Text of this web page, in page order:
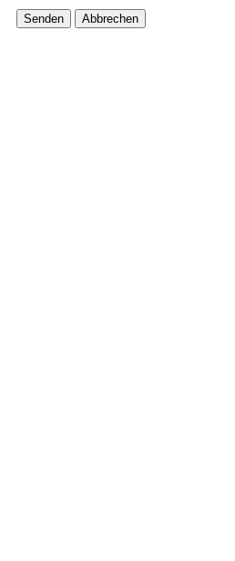
Senden Abbrechen